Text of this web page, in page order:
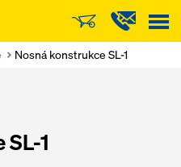
Nosná konstrukce SL-1
1